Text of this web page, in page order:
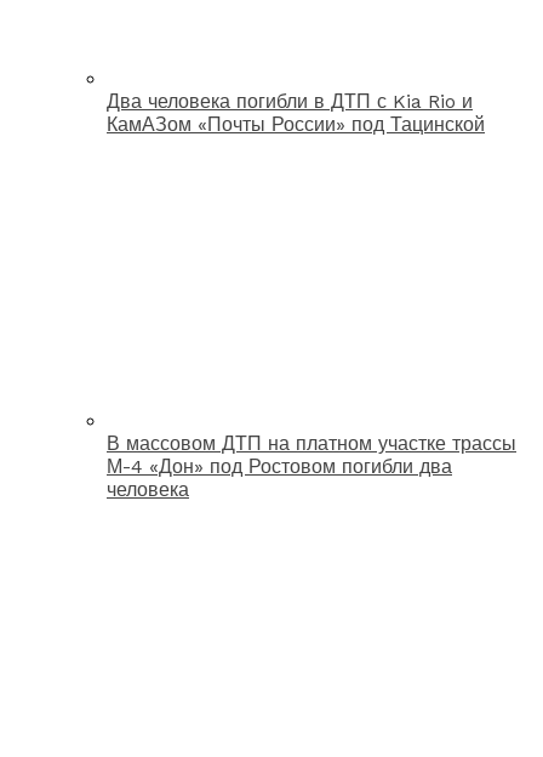
Два человека погибли в ДТП с Kia Rio и
КамАЗом «Почты России» под Тацинской
В массовом ДТП на платном участке трассы
М-4 «Дон» под Ростовом погибли два
человека